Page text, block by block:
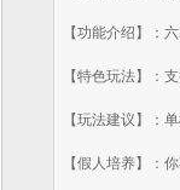
【功能介绍】：
【特色玩法】：
【玩法建议】：
【假人培养】：